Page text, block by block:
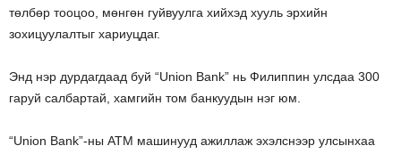
төлбөр тооцоо, мөнгөн гуйвуулга хийхэд хууль эрхийн
зохицуулалтыг хариуцдаг.
Энд нэр дурдагдаад буй “Union Bank” нь Филиппин улсдаа 300
гаруй салбартай, хамгийн том банкуудын нэг юм.
“Union Bank”-ны ATM машинууд ажиллаж эхэлснээр улсынхаа